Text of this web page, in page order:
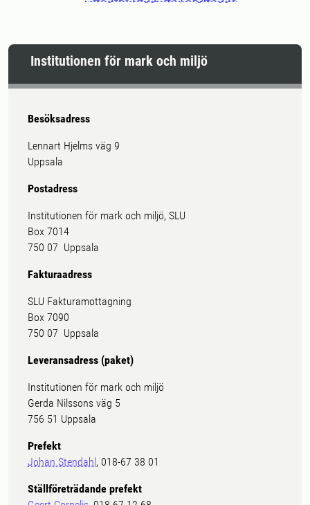
Institutionen för mark och miljö
Besöksadress
Lennart Hjelms väg 9
Uppsala
Postadress
Institutionen för mark och miljö, SLU
Box 7014
750 07 Uppsala
Fakturaadress
SLU Fakturamottagning
Box 7090
750 07 Uppsala
Leveransadress (paket)
Institutionen för mark och miljö
Gerda Nilssons väg 5
756 51 Uppsala
Prefekt
Johan Stendahl , 018-67 38 01
Ställföreträdande prefekt